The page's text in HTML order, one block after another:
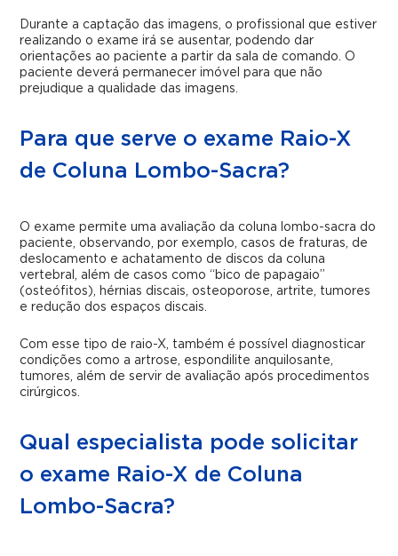
Durante a captação das imagens, o profissional que estiver
realizando o exame irá se ausentar, podendo dar
orientações ao paciente a partir da sala de comando. O
paciente deverá permanecer imóvel para que não
prejudique a qualidade das imagens.
Para que serve o exame Raio-X
de Coluna Lombo-Sacra?
O exame permite uma avaliação da coluna lombo-sacra do
paciente, observando, por exemplo, casos de fraturas, de
deslocamento e achatamento de discos da coluna
vertebral, além de casos como “bico de papagaio”
(osteófitos), hérnias discais, osteoporose, artrite, tumores
e redução dos espaços discais.
Com esse tipo de raio-X, também é possível diagnosticar
condições como a artrose, espondilite anquilosante,
tumores, além de servir de avaliação após procedimentos
cirúrgicos.
Qual especialista pode solicitar
o exame Raio-X de Coluna
Lombo-Sacra?